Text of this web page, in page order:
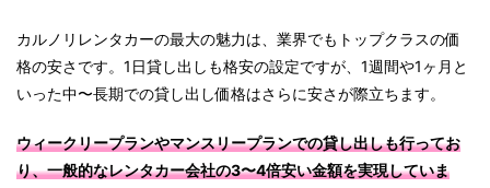
カルノリレンタカーの最大の魅力は、業界でもトップクラスの価
格の安さです。1日貸し出しも格安の設定ですが、1週間や1ヶ月と
いった中〜長期での貸し出し価格はさらに安さが際立ちます。
ウィークリープランやマンスリープランでの貸し出しも行ってお
り、一般的なレンタカー会社の3〜4倍安い金額を実現していま